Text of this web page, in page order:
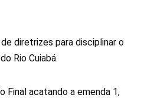
diretrizes para disciplinar o
Rio Cuiabá.
Final acatando a emenda 1,